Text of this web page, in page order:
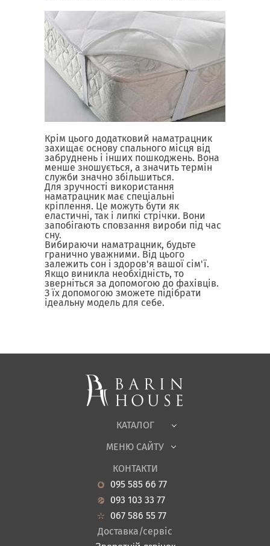
Крім цього додатковий наматрацник
захищає основу спального місця від
забруднень і інших пошкоджень. Вона
менше зношується, а значить термін
служби значно збільшиться.
Для зручності використання
наматрацник має спеціальні
кріплення. Це можуть бути як
еластичні, так і липкі стрічки. Вони
запобігають сповзання вироби під час
сну.
Вибираючи наматрацник, будьте
гранично уважними. Від цього
залежить сон і здоров'я вашої сім'ї.
Якщо виникла необхідність, то
зверніться за допомогою до фахівців.
З їх допомогою зможете підібрати
ідеальну модель для себе.
КАТАЛОГ
Спальні, Ліжка
Корпусні меблі
Офісні меблі
Садові меблі
Вітальня
Кухня
Передпокої
Ванна
Акціі
МЕНЮ САЙТУ
Про нас
Новини
Гарантія
Кредит
Оплата і доставка
КОНТАКТИ
095 585 66 77
093 103 33 77
067 586 55 77
Доставка/сервіс